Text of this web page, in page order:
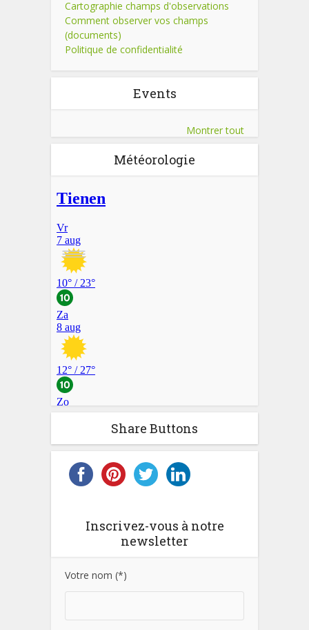
Cartographie champs d'observations
Comment observer vos champs
(documents)
Politique de confidentialité
Events
Montrer tout
Météorologie
Share Buttons
Inscrivez-vous à notre
newsletter
Votre nom (*)